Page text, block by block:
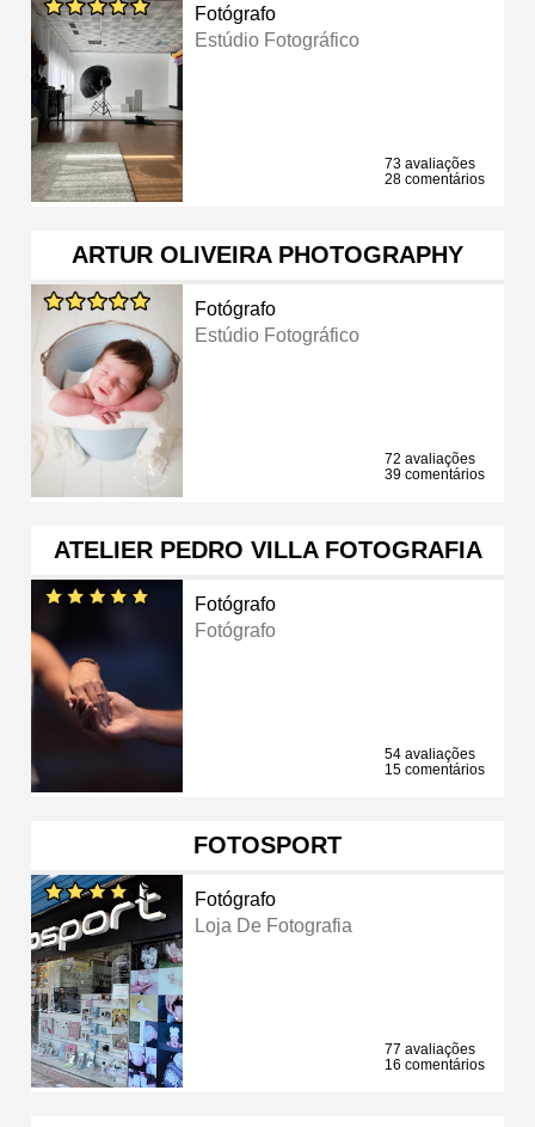
Fotógrafo
Estúdio Fotográfico
73 avaliações
28 comentários
ARTUR OLIVEIRA PHOTOGRAPHY
Fotógrafo
Estúdio Fotográfico
72 avaliações
39 comentários
ATELIER PEDRO VILLA FOTOGRAFIA
Fotógrafo
Fotógrafo
54 avaliações
15 comentários
FOTOSPORT
Fotógrafo
Loja De Fotografia
77 avaliações
16 comentários